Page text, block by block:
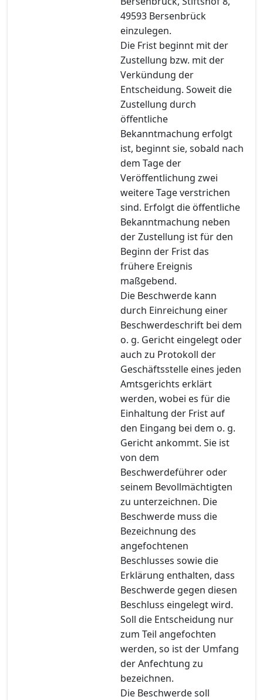
49593 Bersenbrück
einzulegen.
Die Frist beginnt mit der
Zustellung bzw. mit der
Verkündung der
Entscheidung. Soweit die
Zustellung durch
öffentliche
Bekanntmachung erfolgt
ist, beginnt sie, sobald nach
dem Tage der
Veröffentlichung zwei
weitere Tage verstrichen
sind. Erfolgt die öffentliche
Bekanntmachung neben
der Zustellung ist für den
Beginn der Frist das
frühere Ereignis
maßgebend.
Die Beschwerde kann
durch Einreichung einer
Beschwerdeschrift bei dem
o. g. Gericht eingelegt oder
auch zu Protokoll der
Geschäftsstelle eines jeden
Amtsgerichts erklärt
werden, wobei es für die
Einhaltung der Frist auf
den Eingang bei dem o. g.
Gericht ankommt. Sie ist
von dem
Beschwerdeführer oder
seinem Bevollmächtigten
zu unterzeichnen. Die
Beschwerde muss die
Bezeichnung des
angefochtenen
Beschlusses sowie die
Erklärung enthalten, dass
Beschwerde gegen diesen
Beschluss eingelegt wird.
Soll die Entscheidung nur
zum Teil angefochten
werden, so ist der Umfang
der Anfechtung zu
bezeichnen.
Die Beschwerde soll